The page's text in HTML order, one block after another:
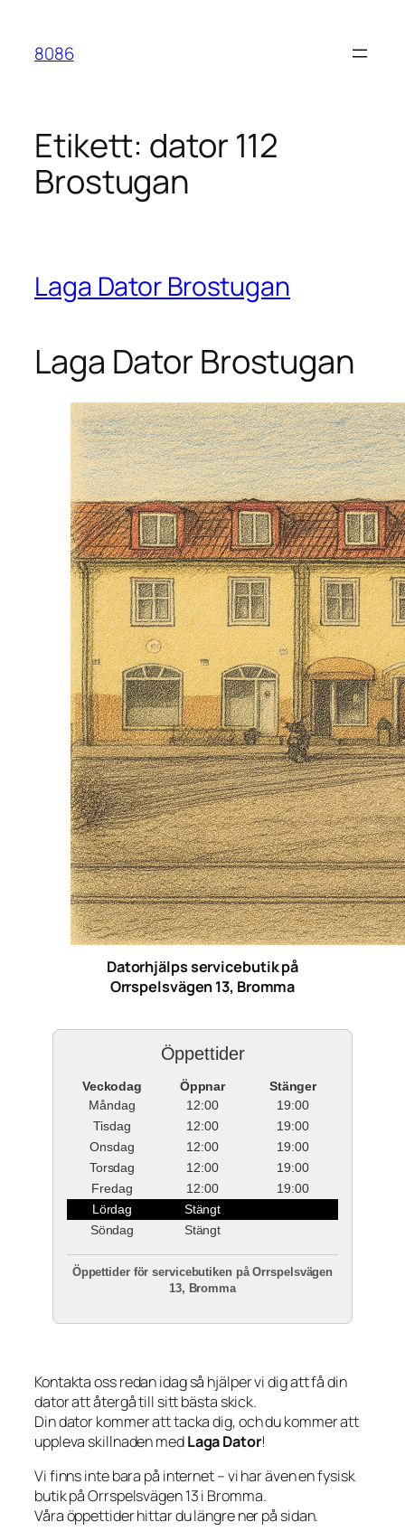
innehåll
8086
Etikett: dator 112
Brostugan
Laga Dator Brostugan
Laga Dator Brostugan
Datorhjälps servicebutik på
Orrspelsvägen 13, Bromma
Öppettider
Veckodag Öppnar
Stänger
Måndag
12:00
19:00
Tisdag
12:00
19:00
Onsdag
12:00
19:00
Torsdag
12:00
19:00
Fredag
12:00
19:00
Lördag
Stängt
Söndag
Stängt
Öppettider för servicebutiken på Orrspelsvägen
13, Bromma
Kontakta oss redan idag så hjälper vi dig att få din
dator att återgå till sitt bästa skick.
Din dator kommer att tacka dig, och du kommer att
uppleva skillnaden medLaga Dator!
Vi finns inte bara på internet – vi har även en fysisk
butik på Orrspelsvägen 13 i Bromma.
Våra öppettider hittar du längre ner på sidan.